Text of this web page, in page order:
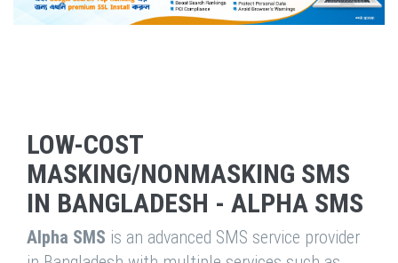
LOW-COST
MASKING/NONMASKING SMS
IN BANGLADESH - ALPHA SMS
Alpha SMS is an advanced SMS service provider